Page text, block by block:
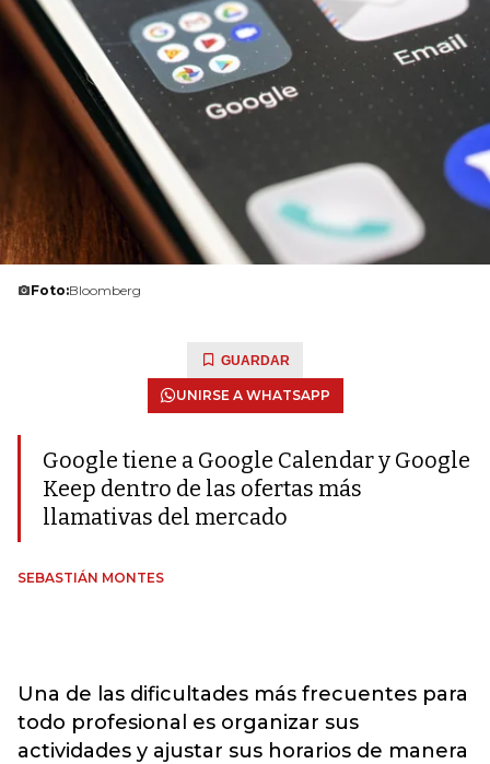
Foto:Bloomberg
GUARDAR
UNIRSE A WHATSAPP
Google tiene a Google Calendar y Google
Keep dentro de las ofertas más
llamativas del mercado
SEBASTIÁN MONTES
Una de las dificultades más frecuentes para
todo profesional es organizar sus
actividades y ajustar sus horarios de manera